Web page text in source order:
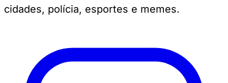
cidades, polícia, esportes e memes.